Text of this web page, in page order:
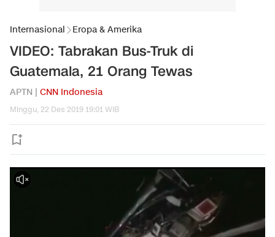
Internasional Eropa & Amerika
VIDEO: Tabrakan Bus-Truk di
Guatemala, 21 Orang Tewas
APTN | CNN Indonesia
Minggu, 22 Des 2019 19:01 WIB